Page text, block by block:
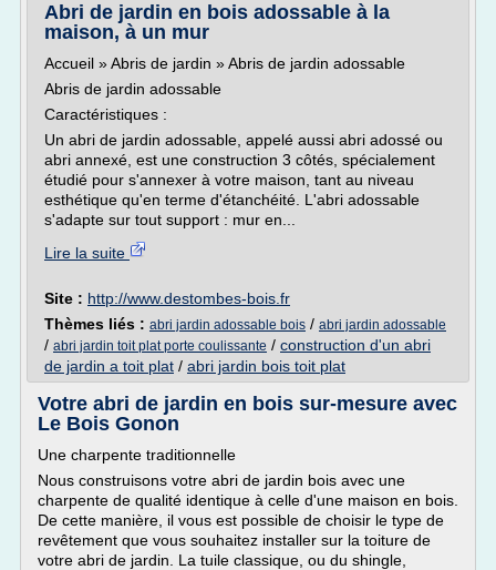
Abri de jardin en bois adossable à la
maison, à un mur
Accueil » Abris de jardin » Abris de jardin adossable
Abris de jardin adossable
Caractéristiques :
Un abri de jardin adossable, appelé aussi abri adossé ou
abri annexé, est une construction 3 côtés, spécialement
étudié pour s'annexer à votre maison, tant au niveau
esthétique qu'en terme d'étanchéité. L'abri adossable
s'adapte sur tout support : mur en...
Lire la suite
Site : http://www.destombes-bois.fr
Thèmes liés : abri jardin adossable bois / abri jardin adossable
/ abri jardin toit plat porte coulissante / construction d'un abri
de jardin a toit plat / abri jardin bois toit plat
Votre abri de jardin en bois sur-mesure avec
Le Bois Gonon
Une charpente traditionnelle
Nous construisons votre abri de jardin bois avec une
charpente de qualité identique à celle d'une maison en bois.
De cette manière, il vous est possible de choisir le type de
revêtement que vous souhaitez installer sur la toiture de
votre abri de jardin. La tuile classique, ou du shingle,